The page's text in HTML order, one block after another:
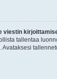
viestin
tallentaa
Avataksesi